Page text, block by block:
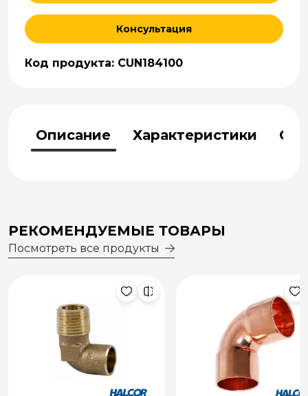
Консультация
Код продукта: CUN184100
Описание Характеристики
РЕКОМЕНДУЕМЫЕ ТОВАРЫ
Посмотреть все продукты